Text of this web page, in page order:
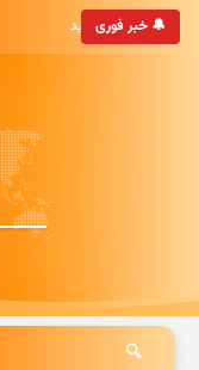
🔔 خبر فوری
هشت صبح خوش آمدید
🔍